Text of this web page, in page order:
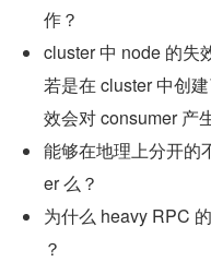
作？
cluster 中 node 的失
若是在 cluster 中创
效会对 consumer 产
能够在地理上分开的
er 么？
为什么 heavy RPC
？